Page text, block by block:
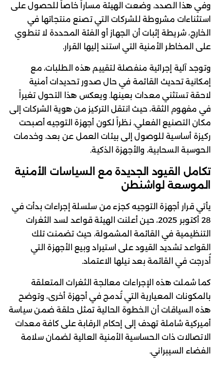
وفي هذا الصدد، وضعت الهيئة مساراً خاصاً للحصول على
استثناءات مشروطة للشركات التي تصنع منتجاتها في
الخارج، شريطة إثبات أن الجهاز أو الفئة المحددة لا تنطوي
على المخاطر الأمنية التي استند إليها القرار.
وتوجد آلية إجرائية منفصلة لتقييم هذه الطلبات، مع
إمكانية تحديث القائمة في حال صدور تحديدات أمنية
لاحقة تستثني معدات بعينها. ويعكس هذا التحول تغيراً
في مفهوم الثقة، حيث انتقل التركيز من هوية الشركات إلى
مكان التصنيع الفعلي، نظراً لكون أجهزة التوجيه أصبحت
ركيزة أساسية للوصول إلى بيئات العمل عن بعد، وخدمات
الحوسبة السحابية، والأجهزة الذكية.
تكامل القيود الجديدة مع السياسات الأمنية
الموسعة لواشنطن
يأتي قرار أجهزة التوجيه كجزء من سلسلة إجراءات بدأت في
28 أكتوبر 2025، حين أعلنت الهيئة قواعد لسد الثغرات
التنظيمية في القائمة المشمولة، حيث تضمنت تلك
القواعد تشديد القيود على استيراد وبيع الأجهزة التي
أُدرجت في القائمة بعد نيلها الاعتماد.
كما شملت هذه الإجراءات معالجة الثغرات المتعلقة
بالمكونات المعيارية التي تُدمج في أجهزة أخرى، وتوضح
هذه السياقات أن الخطوة الحالية تمثل حلقة ضمن سياسة
أميركية شاملة تهدف إلى إحكام الرقابة على كافة معدات
الاتصالات ذات الحساسية الأمنية العالية لضمان سلامة
الفضاء السيبراني.